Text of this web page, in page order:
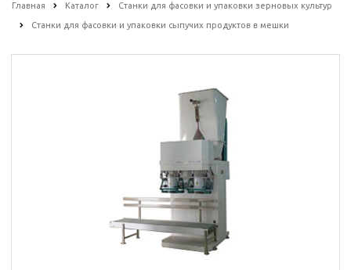
Главная Каталог Станки для фасовки и упаковки зерновых культур
Станки для фасовки и упаковки сыпучих продуктов в мешки